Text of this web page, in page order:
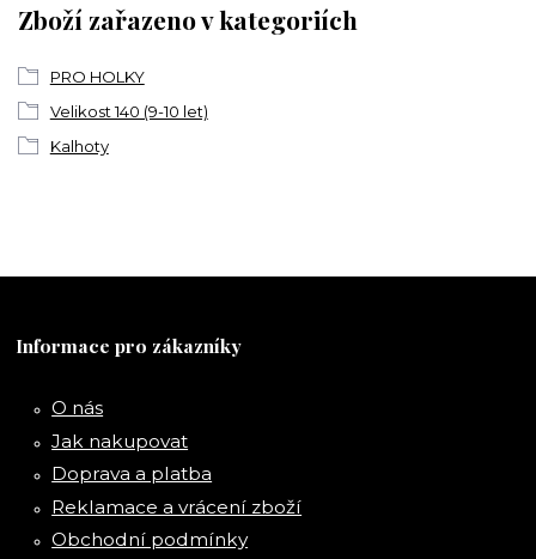
Zboží zařazeno v kategoriích
PRO HOLKY
Velikost 140 (9-10 let)
Kalhoty
Informace pro zákazníky
O nás
Jak nakupovat
Doprava a platba
Reklamace a vrácení zboží
Obchodní podmínky